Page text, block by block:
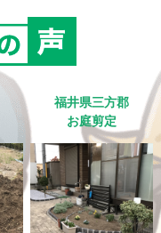
福井県三方郡
お庭剪定